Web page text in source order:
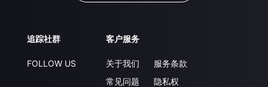
追踪社群
FOLLOW US
客户服务
关于我们
常见问题
服务条款
隐私权